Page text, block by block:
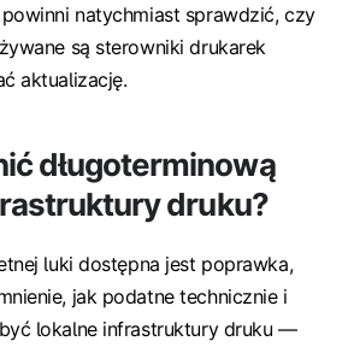
natychmiast sprawdzić, czy
są sterowniki drukarek
aktualizację.
długoterminową
druku?
luki dostępna jest poprawka,
jak podatne technicznie i
lokalne infrastruktury druku —